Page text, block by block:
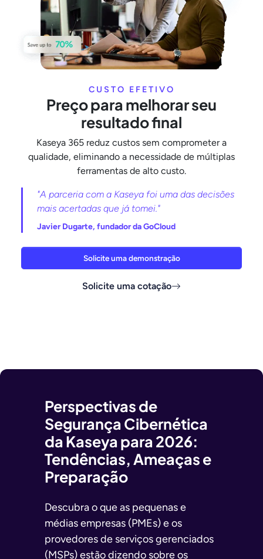
CUSTO EFETIVO
Preço para melhorar seu
resultado final
Kaseya 365 reduz custos sem comprometer a
qualidade, eliminando a necessidade de múltiplas
ferramentas de alto custo.
"A parceria com a Kaseya foi uma das decisões
mais acertadas que já tomei."
Javier Dugarte, fundador da GoCloud
Solicite uma demonstração
Solicite uma cotação
Perspectivas de
Segurança Cibernética
da Kaseya para 2026:
Tendências, Ameaças e
Preparação
Descubra o que as pequenas e
médias empresas (PMEs) e os
provedores de serviços gerenciados
(MSPs) estão dizendo sobre os